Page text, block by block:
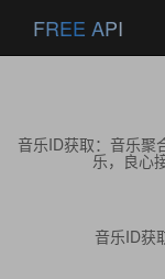
FREE API
音乐ID获取：音乐聚
乐，良心
音乐ID获